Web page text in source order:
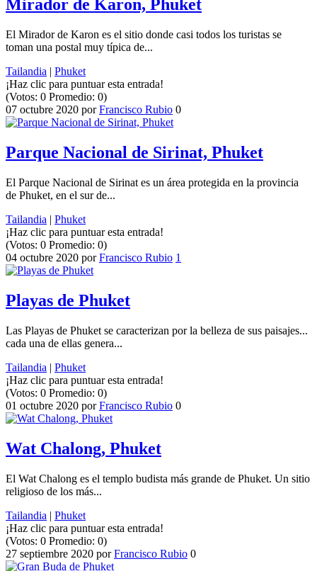
Mirador de Karon, Phuket
El Mirador de Karon es el sitio donde casi todos los turistas se
toman una postal muy típica de...
Tailandia | Phuket
¡Haz clic para puntuar esta entrada!
(Votos: 0 Promedio: 0)
07 octubre 2020 porFrancisco Rubio 0
Parque Nacional de Sirinat, Phuket
El Parque Nacional de Sirinat es un área protegida en la provincia
de Phuket, en el sur de...
Tailandia | Phuket
¡Haz clic para puntuar esta entrada!
(Votos: 0 Promedio: 0)
04 octubre 2020 porFrancisco Rubio 1
Playas de Phuket
Las Playas de Phuket se caracterizan por la belleza de sus paisajes...
cada una de ellas genera...
Tailandia | Phuket
¡Haz clic para puntuar esta entrada!
(Votos: 0 Promedio: 0)
01 octubre 2020 porFrancisco Rubio 0
Wat Chalong, Phuket
El Wat Chalong es el templo budista más grande de Phuket. Un sitio
religioso de los más...
Tailandia | Phuket
¡Haz clic para puntuar esta entrada!
(Votos: 0 Promedio: 0)
27 septiembre 2020 porFrancisco Rubio 0